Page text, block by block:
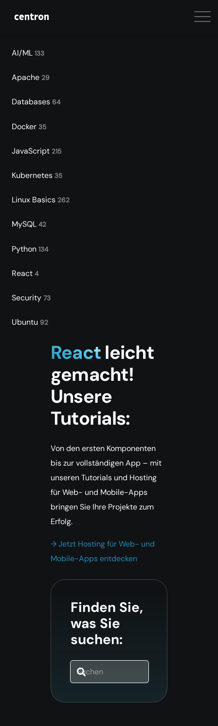
AI/ML 133
Apache 29
Databases 64
Docker 35
JavaScript 215
Kubernetes 35
Linux Basics 262
MySQL 42
Python 134
React 4
Security 73
Ubuntu 92
React leicht
gemacht!
Unsere
Tutorials:
Von den ersten Komponenten
bis zur vollständigen App – mit
unseren Tutorials und Hosting
für Web- und Mobile-Apps
bringen Sie Ihre Projekte zum
Erfolg.
→ Jetzt Hosting für Web- und
Mobile-Apps entdecken
Finden Sie,
was Sie
suchen: